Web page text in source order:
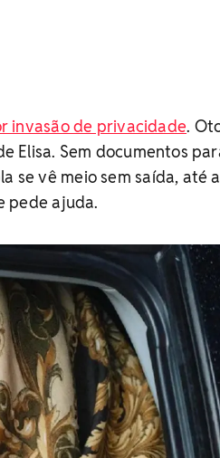
invasão de privacidade.
Elisa. Sem documentos
se vê meio sem saída, até a
pede ajuda.